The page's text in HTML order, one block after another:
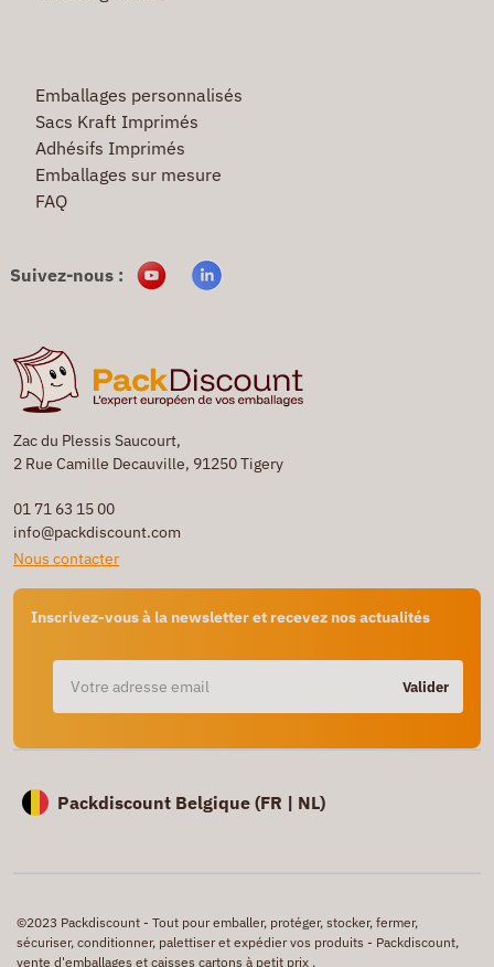
Zac du Plessis Saucourt,
2 Rue Camille Decauville, 91250 Tigery
01 71 63 15 00
info@packdiscount.com
Nous contacter
Inscrivez-vous à la newsletter et recevez nos actualités
Valider
Emballages personnalisés
Sacs Kraft Imprimés
Adhésifs Imprimés
Emballages sur mesure
FAQ
Suivez-nous :
Packdiscount Belgique (FR | NL)
©2023 Packdiscount - Tout pour emballer, protéger, stocker, fermer,
sécuriser, conditionner, palettiser et expédier vos produits - Packdiscount,
vente d'emballages et caisses cartons à petit prix .